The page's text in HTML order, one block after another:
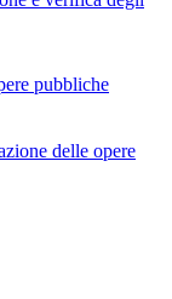
pubbliche
delle opere